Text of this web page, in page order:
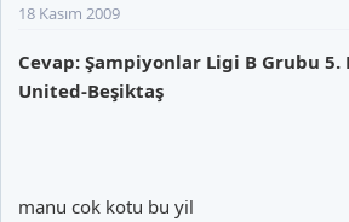
18 Kasım 2009
Cevap: Şampiyonlar Ligi B Grubu
United-Beşiktaş
manu cok kotu bu yil